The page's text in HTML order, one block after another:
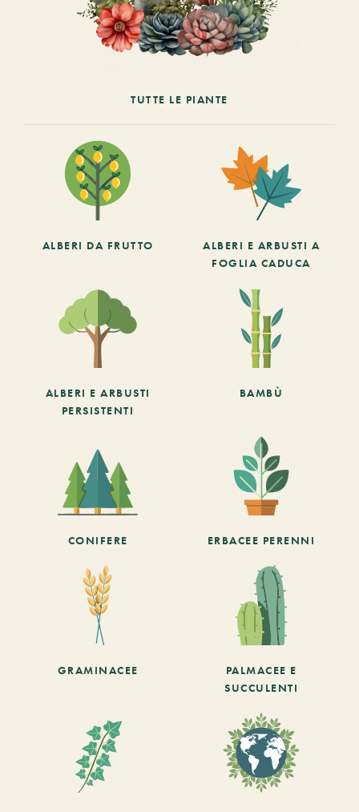
TUTTE LE PIANTE
ALBERI DA FRUTTO
ALBERI E ARBUSTI A
FOGLIA CADUCA
ALBERI E ARBUSTI
PERSISTENTI
BAMBÙ
CONIFERE ERBACEE PERENNI
GRAMINACEE
PALMACEE E
SUCCULENTI